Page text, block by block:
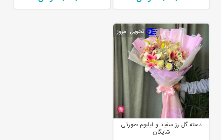
تحویل امروز
دسته گل رز سفید و لیلیوم صورتی
شایگان